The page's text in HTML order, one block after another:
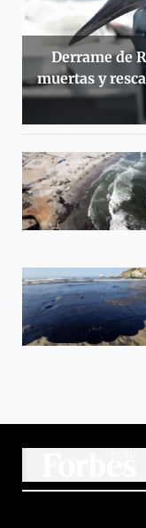
Derrame de
muertas y